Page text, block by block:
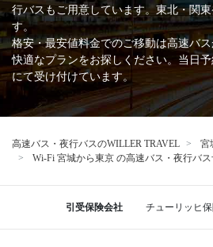
行バスもご用意しています。東北・関
す。
格安・最安値料金でのご移動は高速バ
快適なプランをお探しください。当日
にて受け付けています。
高速バス・夜行バスのWILLER TRAVEL 宮
Wi-Fi 宮城から東京 の高速バス・夜行バ
引受保険会社 チューリッヒ